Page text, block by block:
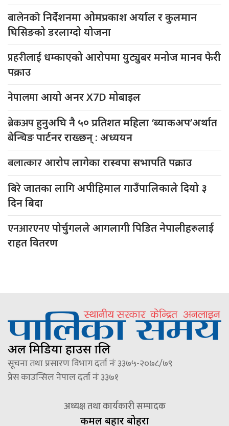
बालेनकोनिर्देशनमा ओमप्रकाश अर्याल र कुलमान
घिसिङको डरलाग्दो योजना
प्रहरीलाई धम्काएको आरोपमा युट्युबर मनोज मानव फेरी
पक्राउ
नेपालमाआयो अनर X7D मोबाइल
ब्रेकअपहुनुअघि नै ५० प्रतिशत महिला ‘ब्याकअप’अर्थात
बेन्चिङ पार्टनर राख्छन् : अध्ययन
बलात्कारआरोप लागेका रास्वपा सभापति पक्राउ
बिरेजातका लागि अपीहिमाल गाउँपालिकाले दियो ३
दिन बिदा
एनआरएनएपोर्चुगलले आगलागी पिडित नेपालीहरुलाई
राहत वितरण
अल मिडिया हाउस प्रालि
सूचना तथा प्रसारण विभाग दर्ता नंः ३३७५-२०७८/७९
प्रेस काउन्सिल नेपाल दर्ता नंः ३३७१
अध्यक्ष तथा कार्यकारी सम्पादक
कमल बहादुर बोहरा